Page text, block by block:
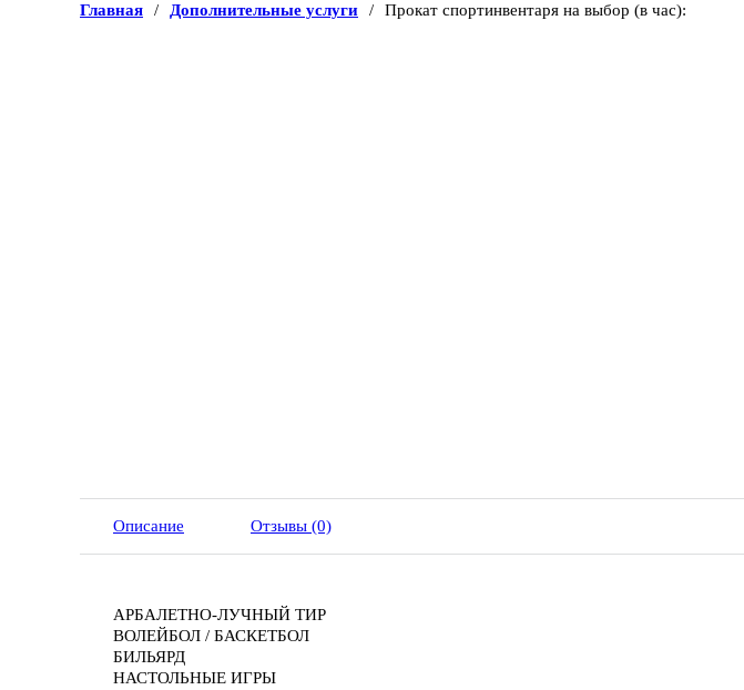
Главная / Дополнительные услуги / Прокат спортинвентаря на выбор (в час):
Описание Отзывы (0)
АРБАЛЕТНО-ЛУЧНЫЙ ТИР
ВОЛЕЙБОЛ / БАСКЕТБОЛ
БИЛЬЯРД
НАСТОЛЬНЫЕ ИГРЫ